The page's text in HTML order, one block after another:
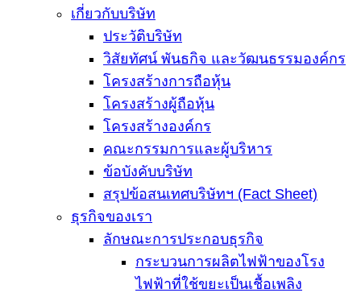
เกี่ยวกับบริษัท
ประวัติบริษัท
วิสัยทัศน์ พันธกิจ และวัฒนธรรมองค์กร
โครงสร้างการถือหุ้น
โครงสร้างผู้ถือหุ้น
โครงสร้างองค์กร
คณะกรรมการและผู้บริหาร
ข้อบังคับบริษัท
สรุปข้อสนเทศบริษัทฯ (Fact Sheet)
ธุรกิจของเรา
ลักษณะการประกอบธุรกิจ
กระบวนการผลิตไฟฟ้าของโรง
ไฟฟ้าที่ใช้ขยะเป็นเชื้อเพลิง